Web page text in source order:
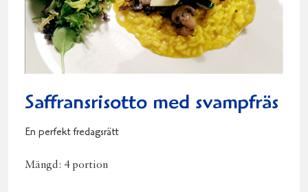
Saffransrisotto med svampfräs
En perfekt fredagsrätt
Mängd: 4 portion